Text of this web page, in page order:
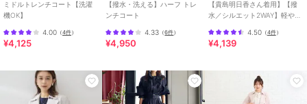
ショップ A.S.M
／
トレンチコート
性別タイプ
メンズ
ミドルトレンチコート【洗濯
機OK】
4.00 （4件）
¥4,125
【撥水・洗える】ハーフ トレ
ンチコート
4.33 （6件）
¥4,950
【貴島明日香さん着用】【撥
水／シルエット2WAY】軽やか
4.50（4件）
¥4,139